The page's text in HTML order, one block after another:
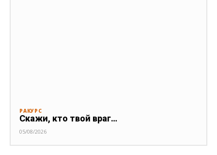
РАКУРС
Скажи, кто твой враг…
05/08/2026